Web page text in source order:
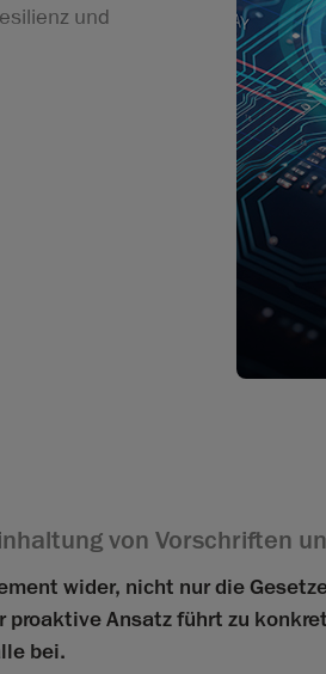
und
von Vorschriften
wider, nicht nur die
Ansatz führt zu
bei.